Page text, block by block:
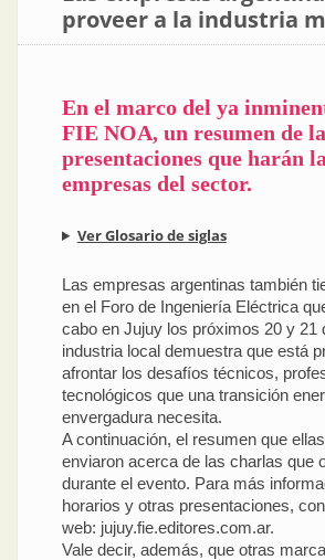
proveer a la industria
En el marco del ya
FIE NOA, un resumen de
presentaciones que harán
empresas del sector.
Ver Glosario de siglas
Las empresas argentinas también
en el Foro de Ingeniería Eléctrica
cabo en Jujuy los próximos 20 y 21
industria local demuestra que está
afrontar los desafíos técnicos,
tecnológicos que una transición
envergadura necesita.
A continuación, el resumen que
enviaron acerca de las charlas que
durante el evento. Para más
horarios y otras presentaciones,
web: jujuy.fie.editores.com.ar.
Vale decir, además, que otras